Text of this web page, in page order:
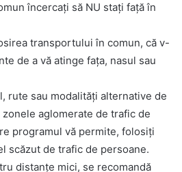
încercați să NU stați față în
transportului în comun, că v-
de a vă atinge fața, nasul sau
rute sau modalități alternative de
aglomerate de trafic de
programul vă permite, folosiți
scăzut de trafic de persoane.
distanțe mici, se recomandă